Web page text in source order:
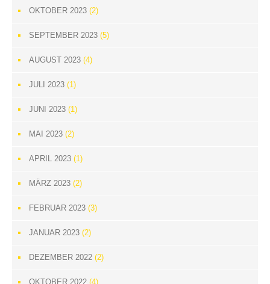
OKTOBER 2023 (2)
SEPTEMBER 2023 (5)
AUGUST 2023 (4)
JULI 2023 (1)
JUNI 2023 (1)
MAI 2023 (2)
APRIL 2023 (1)
MÄRZ 2023 (2)
FEBRUAR 2023 (3)
JANUAR 2023 (2)
DEZEMBER 2022 (2)
OKTOBER 2022 (4)